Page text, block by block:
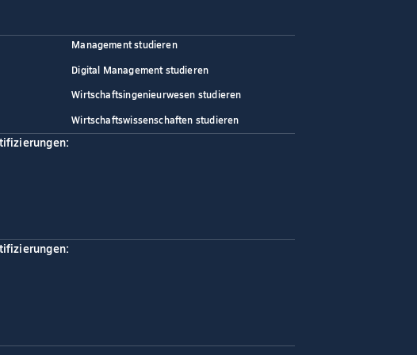
Management studieren
Digital Management studieren
Wirtschaftsingenieurwesen studieren
Wirtschaftswissenschaften studieren